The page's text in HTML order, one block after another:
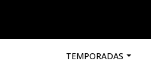
TEMPORADAS